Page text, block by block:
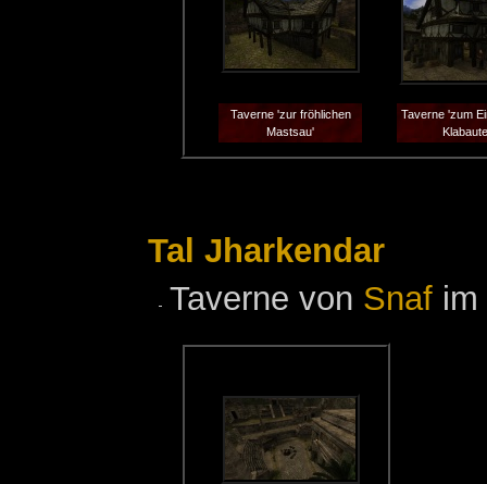
Taverne 'zur fröhlichen
Mastsau'
Taverne 'zum
Tal Jharkendar
Taverne von Snaf im